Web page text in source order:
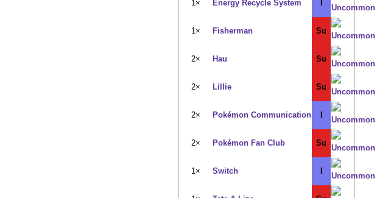
1× Energy Recycle System
1× Fisherman Su
2× Hau Su
2× Lillie Su
2× Pokémon Communication
2× Pokémon Fan Club Su
1× Switch